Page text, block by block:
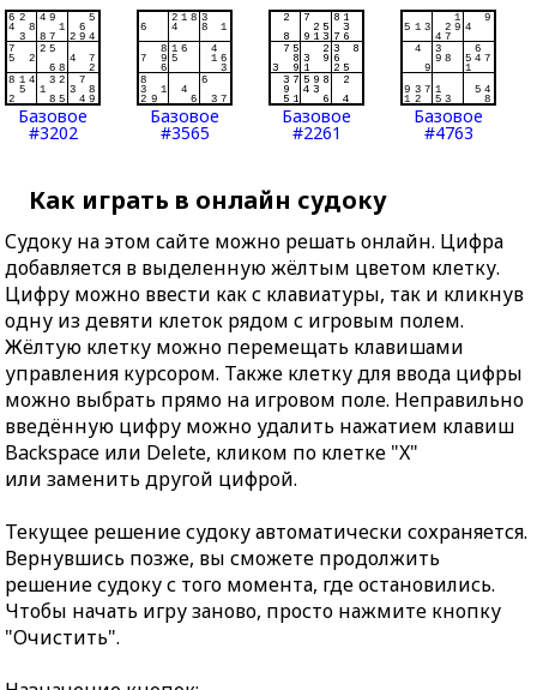
Базовое
#3202
Базовое
#3565
Базовое
#2261
Базовое
#4763
Как играть в онлайн судоку
Судоку на этом сайте можно решать онлайн. Цифра
добавляется в выделенную жёлтым цветом клетку.
Цифру можно ввести как с клавиатуры, так и кликнув
одну из девяти клеток рядом с игровым полем.
Жёлтую клетку можно перемещать клавишами
управления курсором. Также клетку для ввода цифры
можно выбрать прямо на игровом поле. Неправильно
введённую цифру можно удалить нажатием клавиш
Backspace или Delete, кликом по клетке "X"
или заменить другой цифрой.
Текущее решение судоку автоматически сохраняется.
Вернувшись позже, вы сможете продолжить
решение судоку с того момента, где остановились.
Чтобы начать игру заново, просто нажмите кнопку
"Очистить".